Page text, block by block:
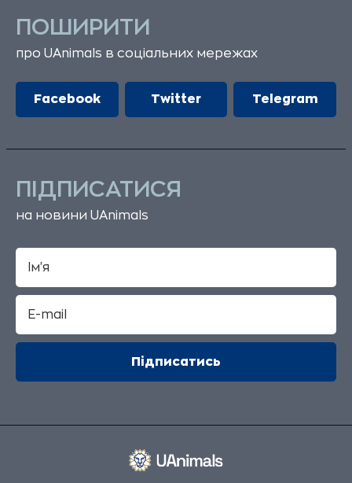
ПОШИРИТИ
про UAnimals в соціальних мережах
Facebook Twitter Telegram
ПІДПИСАТИСЯ
на новини UAnimals